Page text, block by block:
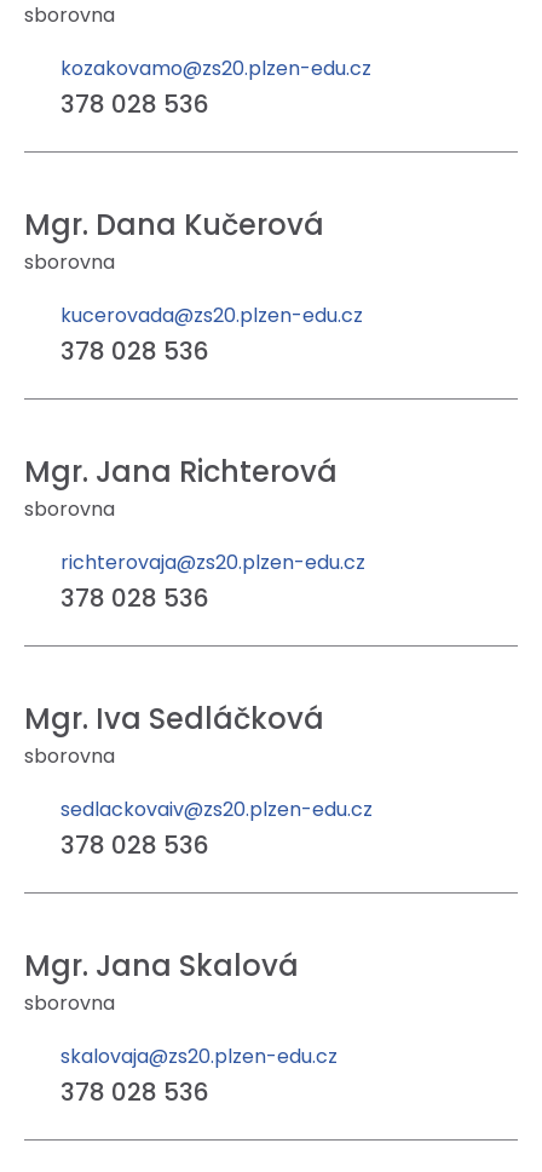
sborovna
kozakovamo@zs20.plzen-edu.cz
378 028 536
Mgr. Dana Kučerová
sborovna
kucerovada@zs20.plzen-edu.cz
378 028 536
Mgr. Jana Richterová
sborovna
richterovaja@zs20.plzen-edu.cz
378 028 536
Mgr. Iva Sedláčková
sborovna
sedlackovaiv@zs20.plzen-edu.cz
378 028 536
Mgr. Jana Skalová
sborovna
skalovaja@zs20.plzen-edu.cz
378 028 536